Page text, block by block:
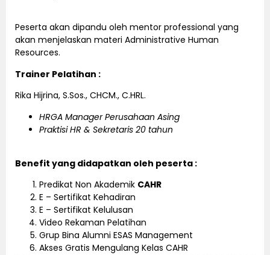
Peserta akan dipandu oleh mentor professional yang
akan menjelaskan materi Administrative Human
Resources.
Trainer Pelatihan :
Rika Hijrina, S.Sos., CHCM., C.HRL.
HRGA Manager Perusahaan Asing
Praktisi HR & Sekretaris 20 tahun
Benefit yang didapatkan oleh peserta :
Predikat Non Akademik CAHR
E – Sertifikat Kehadiran
E – Sertifikat Kelulusan
Video Rekaman Pelatihan
Grup Bina Alumni ESAS Management
Akses Gratis Mengulang Kelas CAHR